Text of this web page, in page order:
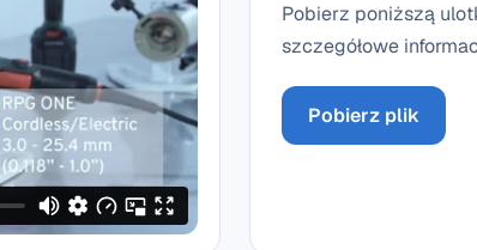
Pobierz poniższą
szczegółowe
Pobierz plik